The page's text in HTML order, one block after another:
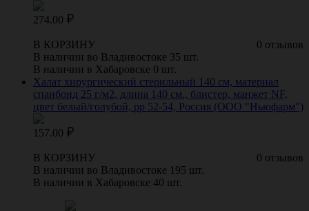
274.00
0 отзывов
В КОРЗИНУ
В наличии во Владивостоке 35 шт.
В наличии в Хабаровске 0 шт.
Халат хирургический стерильный 140 см, материал
спанбонд 25 г/м2, длина 140 см., блистер, манжет NF,
цвет белый/голубой, рр 52-54, Россия (ООО "Ньюфарм")
157.00
0 отзывов
В КОРЗИНУ
В наличии во Владивостоке 195 шт.
В наличии в Хабаровске 40 шт.